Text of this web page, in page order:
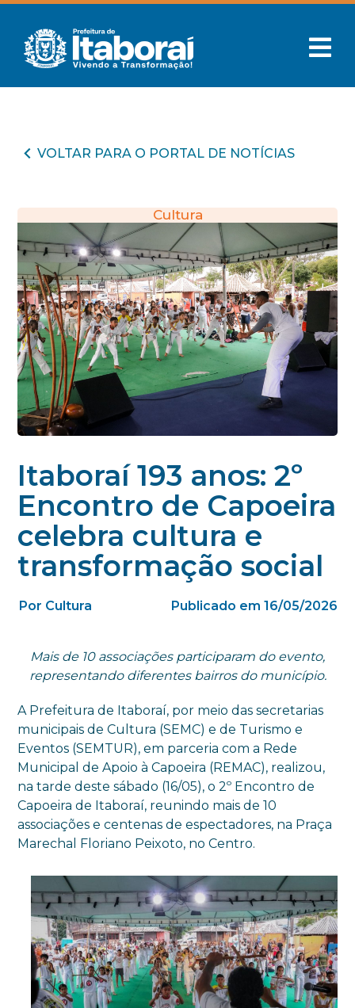
VOLTAR PARA O PORTAL DE NOTÍCIAS
Cultura
Itaboraí 193 anos: 2º
Encontro de Capoeira
celebra cultura e
transformação social
Por Cultura Publicado em 16/05/2026
Mais de 10 associações participaram do evento,
representando diferentes bairros do município.
A Prefeitura de Itaboraí, por meio das secretarias
municipais de Cultura (SEMC) e de Turismo e
Eventos (SEMTUR), em parceria com a Rede
Municipal de Apoio à Capoeira (REMAC), realizou,
na tarde deste sábado (16/05), o 2º Encontro de
Capoeira de Itaboraí, reunindo mais de 10
associações e centenas de espectadores, na Praça
Marechal Floriano Peixoto, no Centro.